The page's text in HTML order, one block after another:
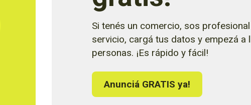
Si tenés un comercio, sos
servicio, cargá tus datos y empezá a
personas. ¡Es rápido y fácil!
Anunciá GRATIS ya!